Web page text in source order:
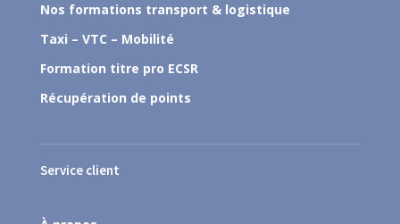
Nos formations transport & logistique
Taxi – VTC – Mobilité
Formation titre pro ECSR
Récupération de points
Service client